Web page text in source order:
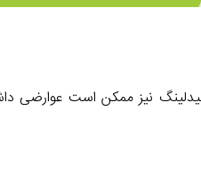
نیز ممکن است